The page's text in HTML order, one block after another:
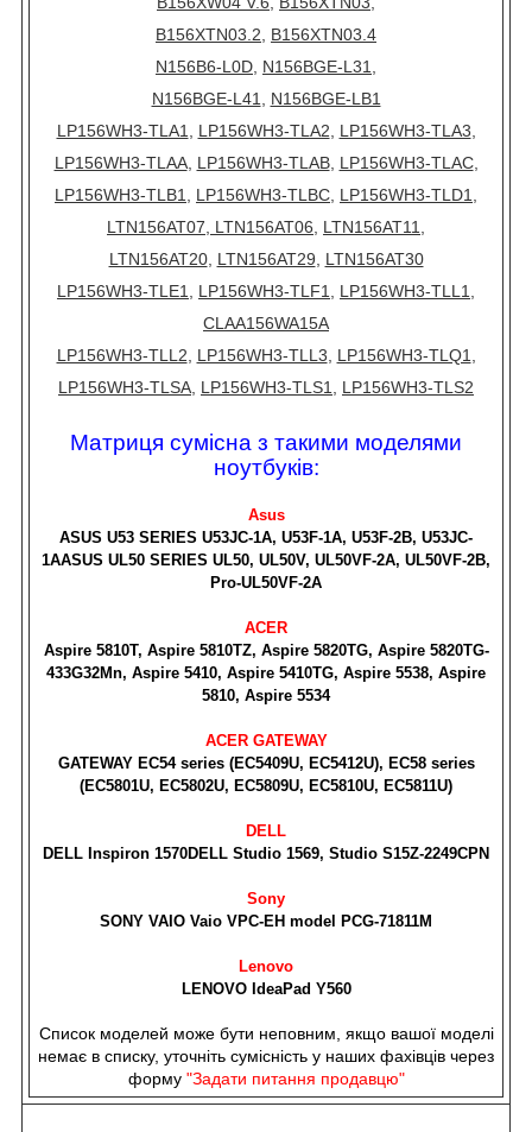
B156XTN03.2
B156XTN03.4
N156B6-L0D N156BGE-L31
N156BGE-L41
N156BGE-LB1
LP156WH3-TLA1
LP156WH3-TLA2 LP156WH3-TLA3
LP156WH3-TLAA, LP156WH3-TLAB, LP156WH3-TLAC,
LP156WH3-TLB1
LP156WH3-TLBC LP156WH3-TLD1
LTN156AT07
LTN156AT06 LTN156AT11
LTN156AT20, LTN156AT29
LTN156AT30
LP156WH3-TLE1
LP156WH3-TLF1 LP156WH3-TLL1
CLAA156WA15A
LP156WH3-TLL2
LP156WH3-TLL3 LP156WH3-TLQ1
LP156WH3-TLSA LP156WH3-TLS1 LP156WH3-TLS2
Матриця сумісна з такими моделями
ноутбуків:
Asus
ASUS U53 SERIES U53JC-1A, U53F-1A, U53F-2B, U53JC-
1AASUS UL50 SERIES UL50, UL50V, UL50VF-2A, UL50VF-2B,
Pro-UL50VF-2A
ACER
Aspire 5810T, Aspire 5810TZ, Aspire 5820TG, Aspire 5820TG-
433G32Mn, Aspire 5410, Aspire 5410TG, Aspire 5538, Aspire
5810, Aspire 5534
ACER GATEWAY
GATEWAY EC54 series (EC5409U, EC5412U), EC58 series
(EC5801U, EC5802U, EC5809U, EC5810U, EC5811U)
DELL
DELL Inspiron 1570DELL Studio 1569, Studio S15Z-2249CPN
Sony
SONY VAIO Vaio VPC-EH model PCG-71811M
Lenovo
LENOVO IdeaPad Y560
Список моделей може бути неповним, якщо вашої моделі
немає в списку, уточніть сумісність у наших фахівців через
форму "Задати питання продавцю"